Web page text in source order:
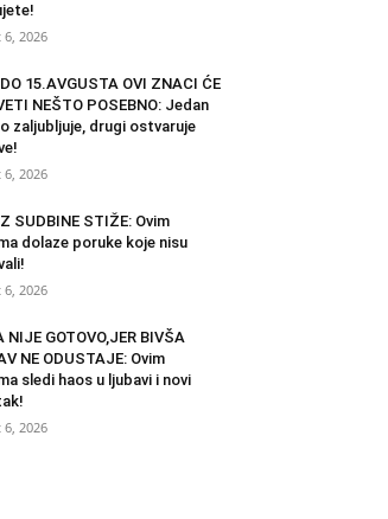
2026
15.AVGUSTA OVI ZNACI ĆE
NEŠTO POSEBNO: Jedan
zaljubljuje, drugi ostvaruje
2026
SUDBINE STIŽE: Ovim
dolaze poruke koje nisu
2026
NIJE GOTOVO,JER BIVŠA
NE ODUSTAJE: Ovim
sledi haos u ljubavi i novi
2026